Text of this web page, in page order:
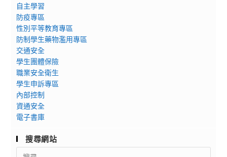
自主學習
防疫專區
性別平等教育專區
防制學生藥物濫用專區
交通安全
學生團體保險
職業安全衛生
學生申訴專區
內部控制
資通安全
電子書庫
搜尋網站
Search